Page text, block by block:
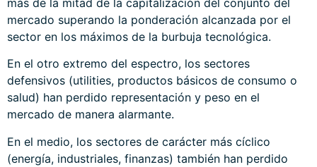
más de la mitad de la capitalización del conjunto del
mercado superando la ponderación alcanzada por el
sector en los máximos de la burbuja tecnológica.
En el otro extremo del espectro, los sectores
defensivos (utilities, productos básicos de consumo o
salud) han perdido representación y peso en el
mercado de manera alarmante.
En el medio, los sectores de carácter más cíclico
(energía, industriales, finanzas) también han perdido